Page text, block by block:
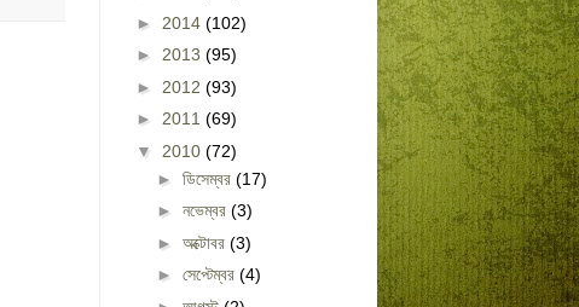
► 2014 (102)
► 2013 (95)
► 2012 (93)
► 2011 (69)
▼ 2010 (72)
► ডিসেম্বর (17)
► নভেম্বর (3)
► অক্টোবর (3)
► সেপ্টেম্বর (4)